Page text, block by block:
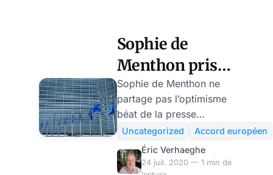
19 en France (4,20% de
la population).
Souvenez-vous, c’était le
16 décembre dernier, il y
a un peu plus de trois
mois, le Premier ministre
Jean Castex et le
Olivier Véran,
présentaient aux députés
Sophie de
Menthon prise
d’un doute sur
l’accord
européen
« historique »
Sophie de Menthon ne
partage pas l’optimisme
béat de la presse
subventionnée, du
président, et du
gouvernement lui-même,
Uncategorized
Accord européen
Éric Verhaeghe
24 juil. 2020 — 1 min de